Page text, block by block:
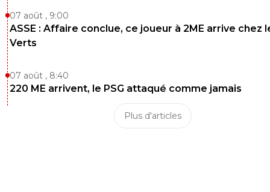
07 août , 9:00
ASSE : Affaire conclue, ce joueur à 2ME arrive chez
Verts
07 août , 8:40
220 ME arrivent, le PSG attaqué comme jamais
Plus d'articles